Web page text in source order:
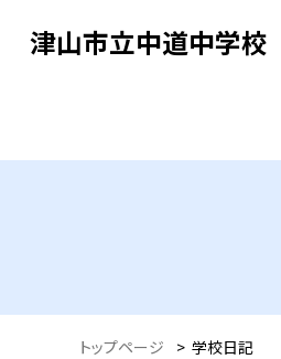
津山市立中道中学校
トップページ > 学校日記